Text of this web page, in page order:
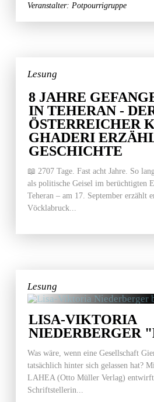
Veranstalter: Potpourrigruppe
Lesung
8 JAHRE
IN TEHERAN -
ÖSTERREICHER
GHADERI
GESCHICHTE
📖 2707 Tage. Fast acht Jahre. So
als politische Geisel im berüchtigten
Teheran – am 17. September erzählt
Vöcklabruck...
Lesung
LISA-VIKTORIA
NIEDERBERGER
Was wäre, wenn eine Gesellschaft
tatsächlich hinter sich gelassen hat?
LAHEA (Otto Müller Verlag)
Schriftstellerin...